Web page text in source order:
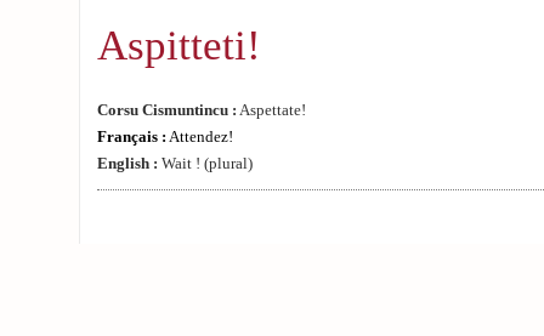
Aspitteti!
Corsu Cismuntincu : Aspettate!
Français : Attendez!
English : Wait ! (plural)